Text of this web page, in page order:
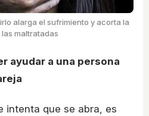
alarga el sufrimiento y acorta la
maltratadas
ayudar a una persona
intenta que se abra, es